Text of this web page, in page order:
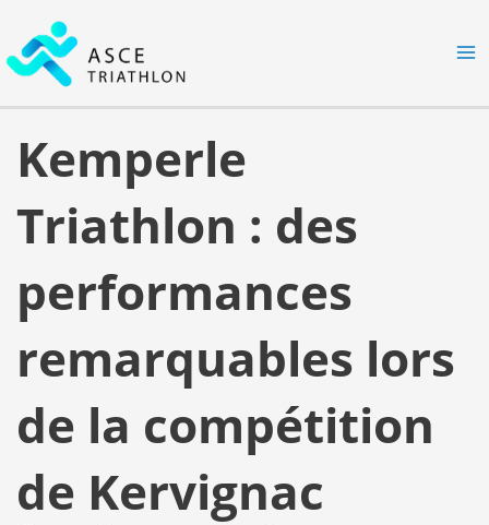
contenu
Kemperle
Triathlon : des
performances
remarquables lors
de la compétition
de Kervignac